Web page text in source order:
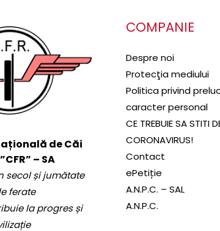
de Căi
– SA
secol și jumătate
ferate
la progres și
COMPANIE
Despre noi
Protecţia mediului
Politica privind
caracter personal
CE TREBUIE SA STITI
CORONAVIRUS!
Contact
ePetiție
A.N.P.C. – SAL
A.N.P.C.